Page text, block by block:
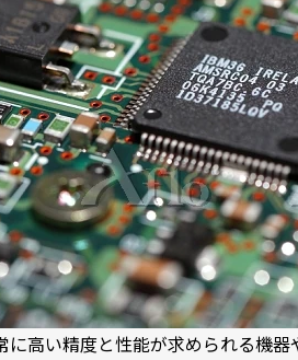
高い精度と性能が求められる機器